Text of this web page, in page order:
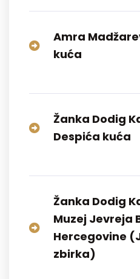
Amra
kuća
Žanka Dodig
Despića kuća
Žanka Dodig
Muzej Jevreja
Hercegovine
zbirka)